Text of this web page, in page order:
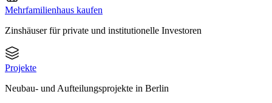
Mehrfamilienhaus kaufen
Zinshäuser für private und institutionelle Investoren
Projekte
Neubau- und Aufteilungsprojekte in Berlin